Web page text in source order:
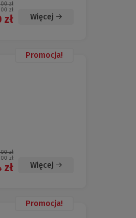
zł
zł
zł Więcej
Promocja!
zł
zł
zł Więcej
Promocja!